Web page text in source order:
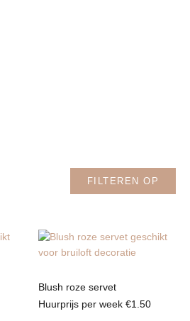
FILTEREN OP
Blush roze servet
Huurprijs per week €1.50